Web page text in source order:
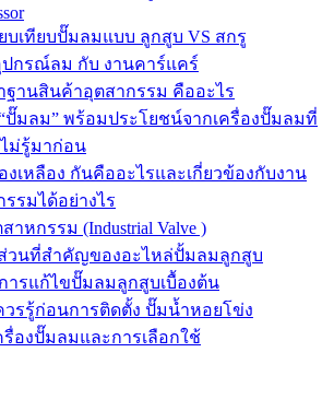
บเทียบปั๊มลมแบบ ลูกสูบ VS สกรู
กรณ์ลม กับ งานคาร์แคร์
ฐานสินค้าอุตสากรรม คืออะไร
ปั๊มลม” พร้อมประโยชน์จากเครื่องปั๊มลมที่
ม่รู้มาก่อน
เหลือง กันคืออะไรและเกี่ยวข้องกับงาน
รมได้อย่างไร
าหกรรม (Industrial Valve )
วนที่สำคัญของอะไหล่ปั้มลมลูกสูบ
ารแก้ไขปั๊มลมลูกสูบเบื้องต้น
วรรู้ก่อนการติดตั้ง ปั๊มน้ำหอยโข่ง
องปั๊มลมและการเลือกใช้